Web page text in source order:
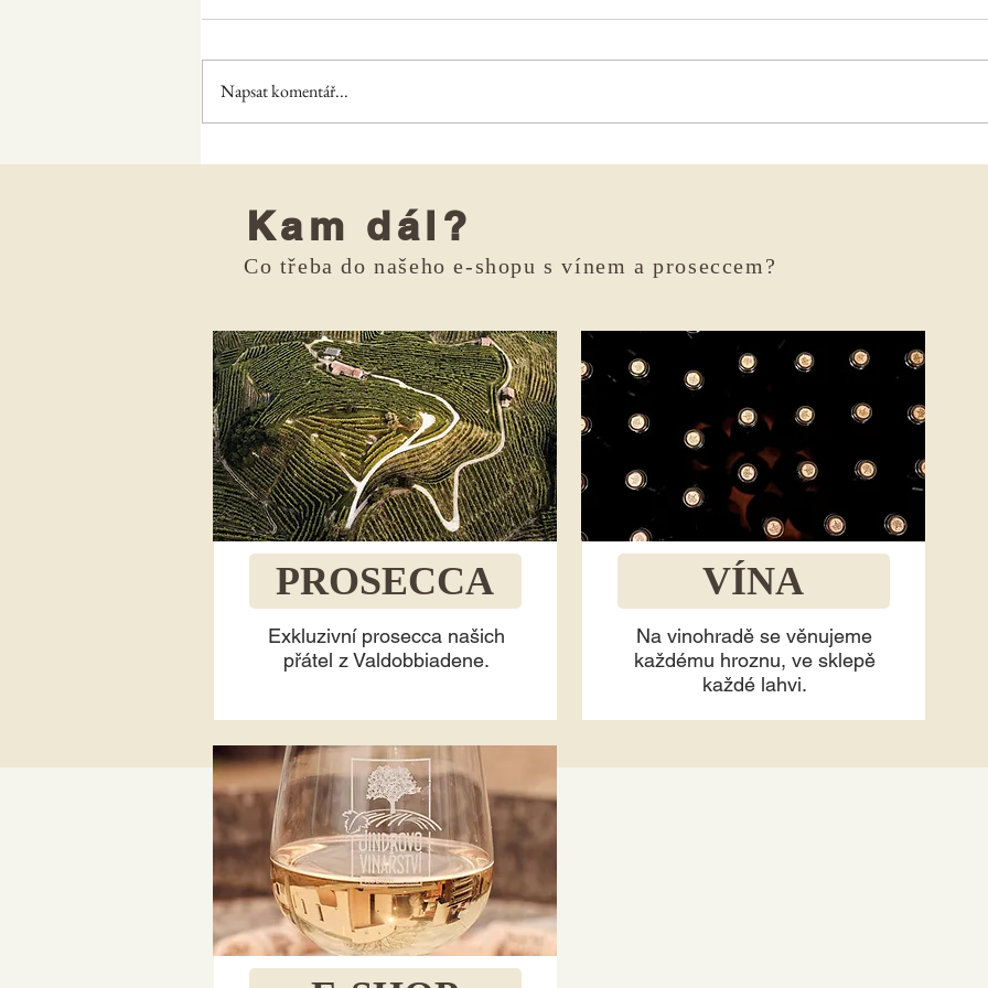
Velikonoce a víno
Napsat komentář...
Kam dál?
Co třeba do našeho e-shopu s vínem a proseccem?
PROSECCA
Exkluzivní prosecca našich
přátel z Valdobbiadene.
VÍNA
Na vinohradě se věnujeme
každému hroznu, ve sklepě
každé lahvi.